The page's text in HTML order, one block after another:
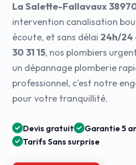
La Salette-Fallavaux
intervention canalisation
écoute, et sans délai 24h/24
30 31 15, nos plombiers
un dépannage plomberie
professionnel, c'est notre
pour votre tranquillité.
Devis gratuit
Garantie 5
Tarifs Sans surprise